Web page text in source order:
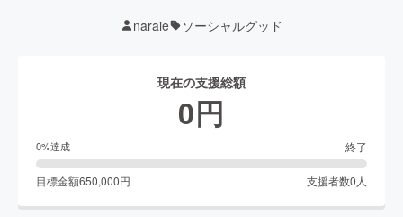
naraie ソーシャルグッド
現在の支援総額
0円
0%達成 終了
目標金額650,000円 支援者数0 人